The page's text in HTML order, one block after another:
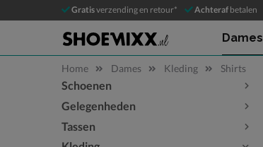
Gratisverzending en retour* Achteraf betalen
Dames
Home Dames Kleding Shirts
Sla categorieën over
Schoenen
Gelegenheden
Tassen